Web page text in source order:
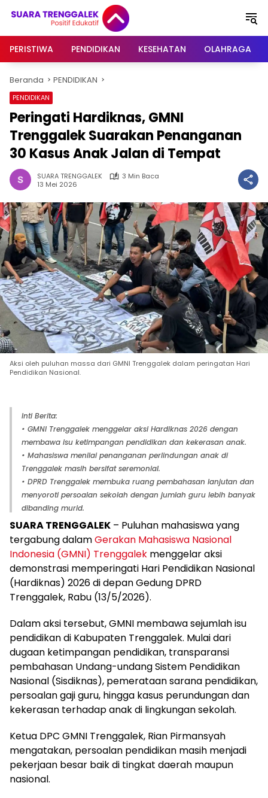
PERISTIWA
PENDIDIKAN KESEHATAN OLAHRAGA
Beranda PENDIDIKAN
PENDIDIKAN
Peringati Hardiknas, GMNI
Trenggalek Suarakan Penanganan
30 Kasus Anak Jalan di Tempat
SUARA TRENGGALEK
3 Min Baca
13 Mei 2026
Aksi oleh puluhan massa dari GMNI Trenggalek dalam peringatan Hari
Pendidikan Nasional.
Inti Berita:
• GMNI Trenggalek menggelar aksi Hardiknas 2026 dengan
membawa isu ketimpangan pendidikan dan kekerasan anak.
• Mahasiswa menilai penanganan perlindungan anak di
Trenggalek masih bersifat seremonial.
• DPRD Trenggalek membuka ruang pembahasan lanjutan dan
menyoroti persoalan sekolah dengan jumlah guru lebih banyak
dibanding murid.
SUARA TRENGGALEK – Puluhan mahasiswa yang
tergabung dalamGerakan Mahasiswa Nasional
Indonesia (GMNI) Trenggalek menggelar aksi
demonstrasi memperingati Hari Pendidikan Nasional
(Hardiknas) 2026 di depan Gedung DPRD
Trenggalek, Rabu (13/5/2026).
Dalam aksi tersebut, GMNI membawa sejumlah isu
pendidikan di Kabupaten Trenggalek. Mulai dari
dugaan ketimpangan pendidikan, transparansi
pembahasan Undang-undang Sistem Pendidikan
Nasional (Sisdiknas), pemerataan sarana pendidikan,
persoalan gaji guru, hingga kasus perundungan dan
kekerasan terhadap anak di lingkungan sekolah.
Ketua DPC GMNI Trenggalek, Rian Pirmansyah
mengatakan, persoalan pendidikan masih menjadi
pekerjaan besar baik di tingkat daerah maupun
nasional.